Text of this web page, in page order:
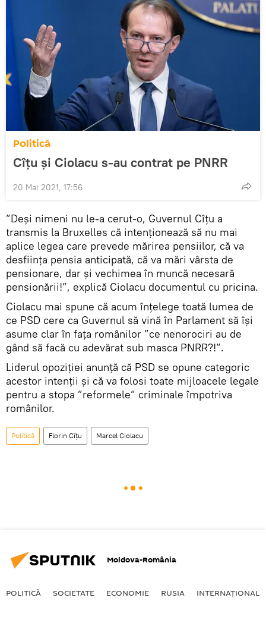
Politică
Cîțu și Ciolacu s-au contrat pe PNRR
20 Mai 2021, 17:56
”Deși nimeni nu le-a cerut-o, Guvernul Cîțu a
transmis la Bruxelles că intenționează să nu mai
aplice legea care prevede mărirea pensiilor, că va
desființa pensia anticipată, că va mări vârsta de
pensionare, dar și vechimea în muncă necesară
pensionării!”, explică Ciolacu documentul cu pricina.
Ciolacu mai spune că acum înțelege toată lumea de
ce PSD cere ca Guvernul să vină în Parlament să își
asume clar în fața românilor ”ce nenorociri au de
gând să facă cu adevărat sub masca PNRR?!”.
Liderul opoziției anunță că PSD se opune categoric
acestor intenții și că va folosi toate mijloacele legale
pentru a stopa ”reformele” criminale împotriva
românilor.
Politică Florin Cîţu Marcel Ciolacu
Moldova-România
POLITICĂ SOCIETATE ECONOMIE RUSIA INTERNAŢIONAL